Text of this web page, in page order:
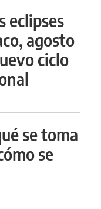
eclipses
agosto
ciclo
se toma
se